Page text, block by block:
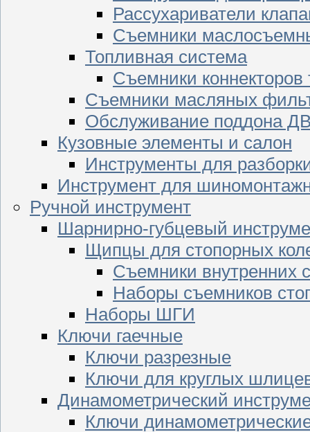
Рассухариватели
Съемники
Топливная система
Съемники
Съемники масляных
Обслуживание поддона
Кузовные элементы и салон
Инструменты для
Инструмент для
Ручной инструмент
Шарнирно-губцевый
Щипцы для стопорных
Съемники внутренних
Наборы съемников
Наборы ШГИ
Ключи гаечные
Ключи разрезные
Ключи для круглых
Динамометрический
Ключи